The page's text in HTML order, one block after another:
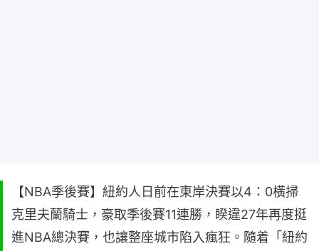
【NBA季後賽】紐約人日前在東岸決賽以4：0橫掃
克里夫蘭騎士，豪取季後賽11連勝，睽違27年再度挺
進NBA總決賽，也讓整座城市陷入瘋狂。隨着「紐約